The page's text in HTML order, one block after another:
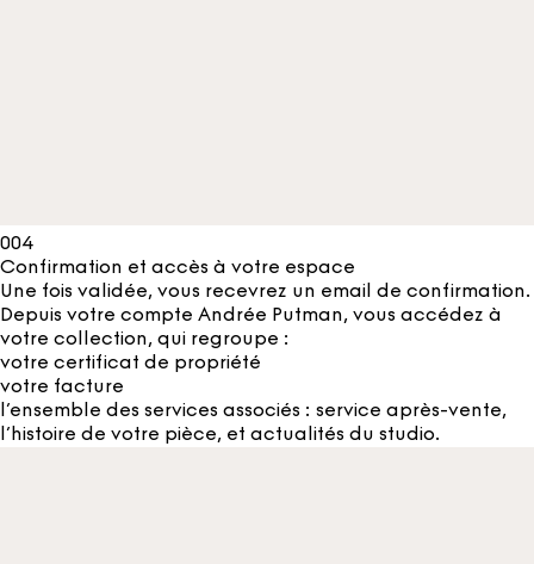
004
Confirmation et accès à votre espace
Une fois validée, vous recevrez un email de confirmation.
Depuis votre compte Andrée Putman, vous accédez à
votre collection, qui regroupe :
votre certificat de propriété
votre facture
l’ensemble des services associés : service après-vente,
l’histoire de votre pièce, et actualités du studio.